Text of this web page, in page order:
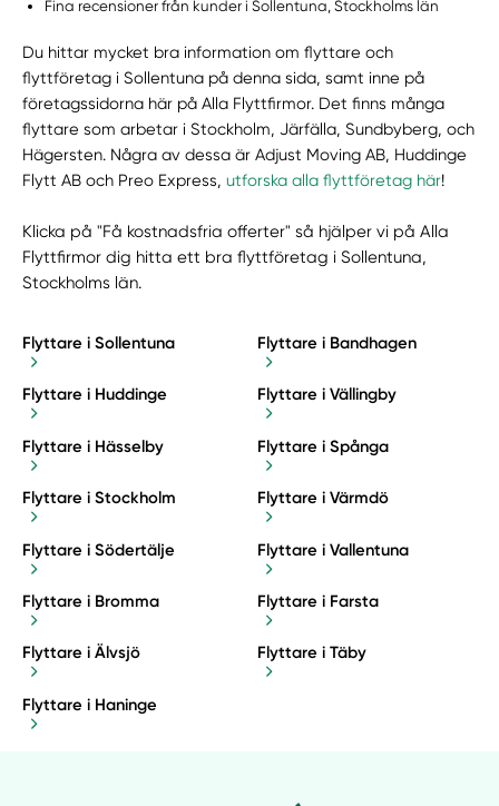
Fina recensioner från kunder i Sollentuna, Stockholms län
Du hittar mycket bra information om flyttare och
flyttföretag i Sollentuna på denna sida, samt inne på
företagssidorna här på Alla Flyttfirmor. Det finns många
flyttare som arbetar i Stockholm, Järfälla, Sundbyberg, och
Hägersten. Några av dessa är Adjust Moving AB, Huddinge
Flytt AB och Preo Express,utforska alla flyttföretag här!
Klicka på "Få kostnadsfria offerter" så hjälper vi på Alla
Flyttfirmor dig hitta ett bra flyttföretag i Sollentuna,
Stockholms län.
Flyttare i Sollentuna Flyttare i Bandhagen
Flyttare i Huddinge Flyttare i Vällingby
Flyttare i Hässelby Flyttare i Spånga
Flyttare i Stockholm Flyttare i Värmdö
Flyttare i Södertälje Flyttare i Vallentuna
Flyttare i Bromma Flyttare i Farsta
Flyttare i Älvsjö Flyttare i Täby
Flyttare i Haninge